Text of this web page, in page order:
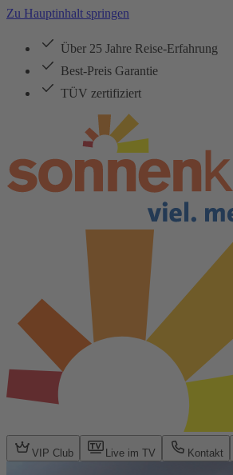
Zu Hauptinhalt springen
Über 25 Jahre Reise-Erfahrung
Best-Preis Garantie
TÜV zertifiziert
VIP Club Live im TV Kontakt